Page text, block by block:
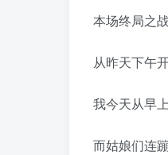
本场终局之
从昨天下午
我今天从早
而姑娘们连